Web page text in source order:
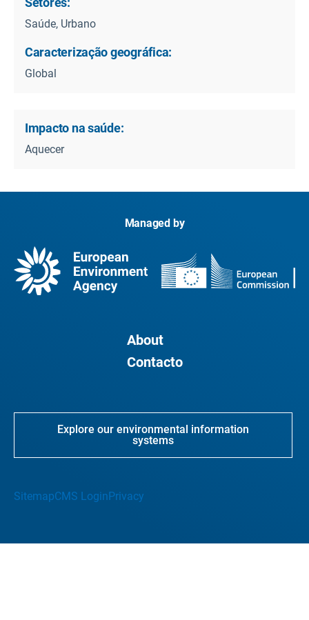
Saúde, Urbano
Caracterização geográfica:
Global
Impacto na saúde:
Aquecer
Managed by
About
Contacto
Explore our environmental information
systems
SitemapCMS LoginPrivacy